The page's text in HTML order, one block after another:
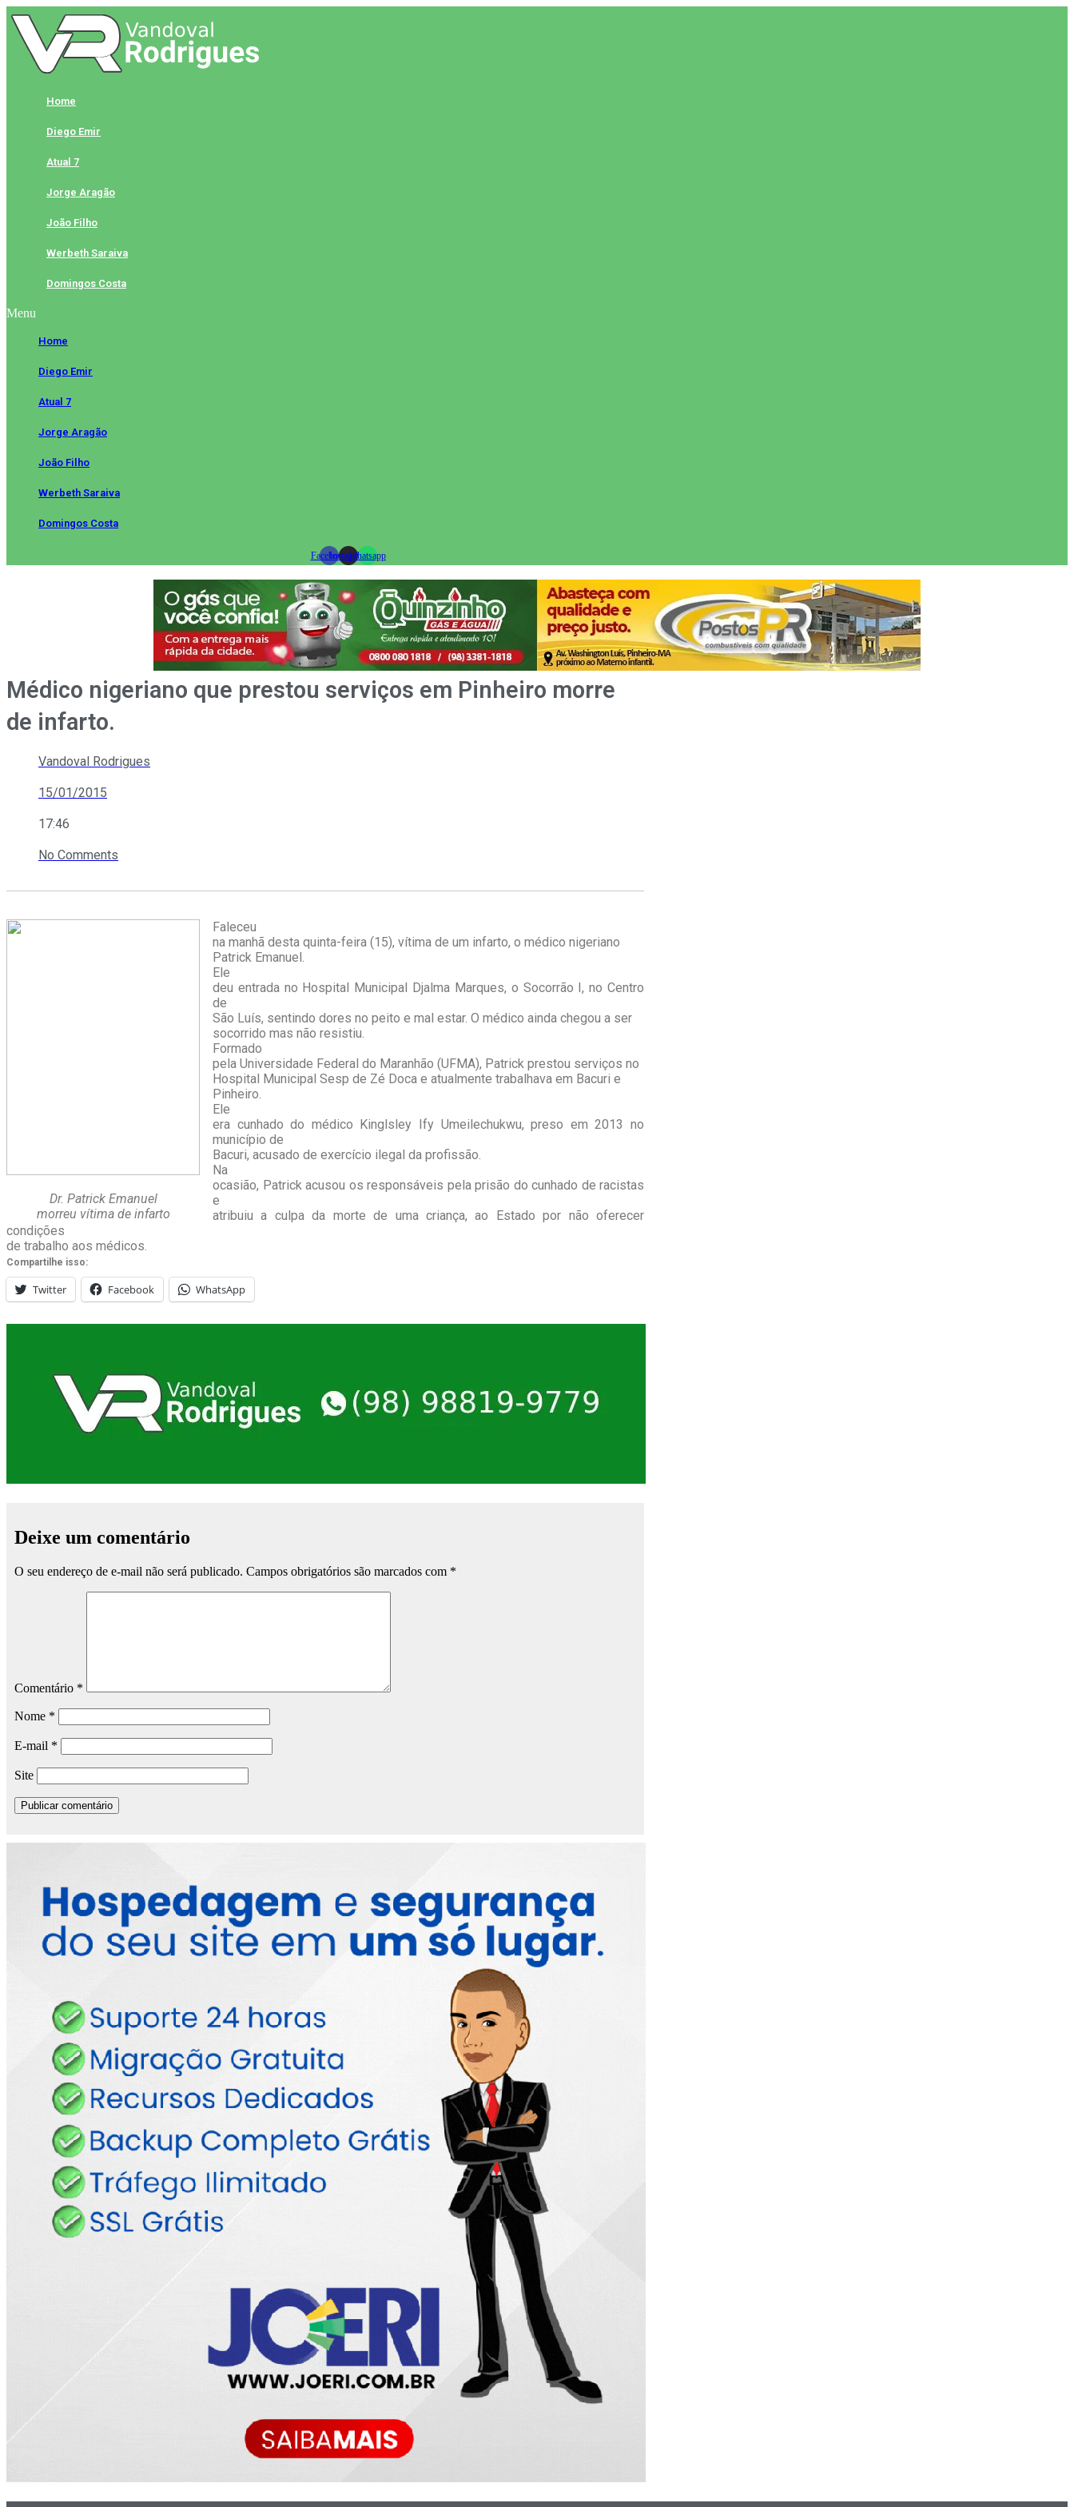
Skip
to
content
Home
Diego Emir
Atual 7
Jorge Aragão
João Filho
Werbeth Saraiva
Domingos Costa
Menu
Home
Diego Emir
Atual 7
Jorge Aragão
João Filho
Werbeth Saraiva
Domingos Costa
FacebookInstagramWhatsapp
Médico nigeriano que prestou serviços em Pinheiro morre
de infarto.
Vandoval Rodrigues
15/01/2015
17:46
No Comments
Dr. Patrick Emanuel
morreu vítima de infarto
Faleceu
na manhã desta quinta-feira (15), vítima de um infarto, o médico nigeriano
Patrick Emanuel.
Ele
deu entrada no Hospital Municipal Djalma Marques, o Socorrão I, no Centro
de
São Luís, sentindo dores no peito e mal estar. O médico ainda chegou a ser
socorrido mas não resistiu.
Formado
pela Universidade Federal do Maranhão (UFMA), Patrick prestou serviços no
Hospital Municipal Sesp de Zé Doca e atualmente trabalhava em Bacuri e
Pinheiro.
Ele
era cunhado do médico Kinglsley Ify Umeilechukwu, preso em 2013 no
município de
Bacuri, acusado de exercício ilegal da profissão.
Na
ocasião, Patrick acusou os responsáveis pela prisão do cunhado de racistas
e
atribuiu a culpa da morte de uma criança, ao Estado por não oferecer
condições
de trabalho aos médicos.
Compartilhe isso:
Twitter Facebook WhatsApp
Deixe um comentário
O seu endereço de e-mail não será publicado. Campos obrigatórios são marcados com *
Comentário *
Nome *
E-mail *
Site